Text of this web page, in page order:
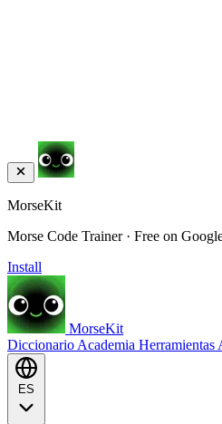
MorseKit
Morse Code Trainer · Free on
Install
MorseKit
Diccionario Academia Herramientas